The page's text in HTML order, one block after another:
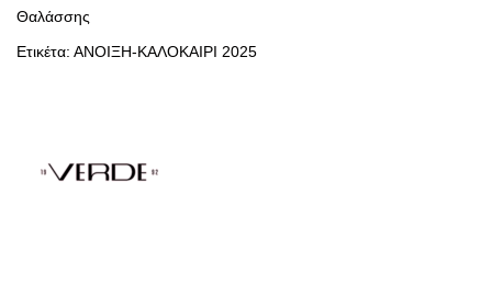
Θαλάσσης
Ετικέτα: ΑΝΟΙΞΗ-ΚΑΛΟΚΑΙΡΙ 2025